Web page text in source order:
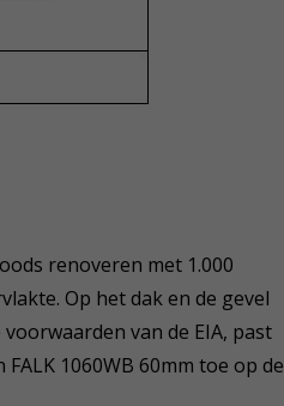
renoveren met 1.000
Op het dak en de gevel
van de EIA, past
1060WB 60mm toe op de